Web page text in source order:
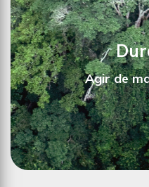
Nous garantissons,
et en faveur de
jeter les bases du
Ici en savoir plus sur
Agir de